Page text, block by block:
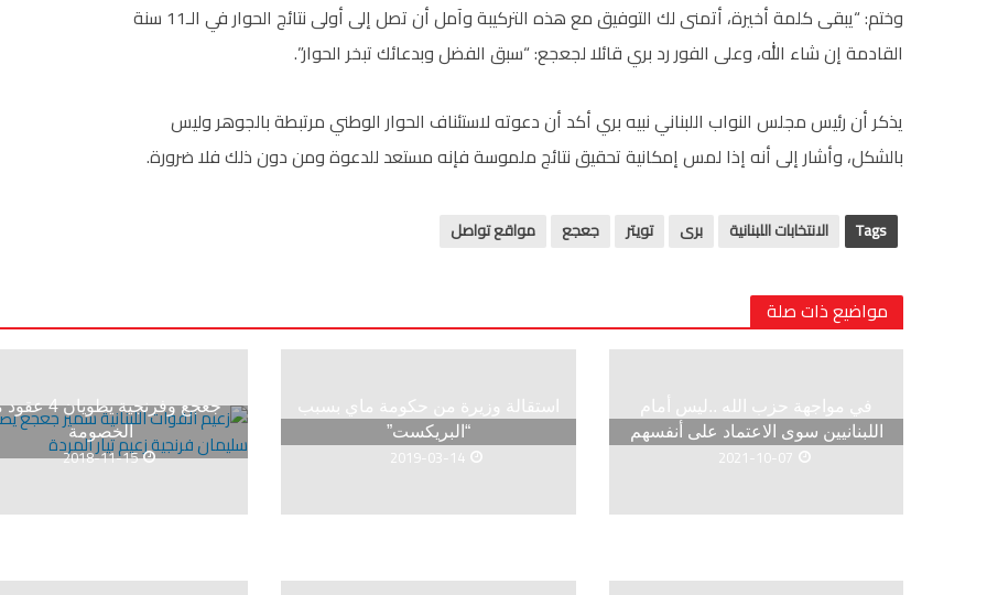
وختم: “يبقى كلمة أخيرة، أتمنى لك التوفيق مع هذه التركيبة وآمل أن تصل إلى أولى نتائج الحوار في الـ11 سنة
القادمة إن شاء الله، وعلى الفور رد بري قائلا لجعجع: “سبق الفضل وبدعائك تبخر الحوار”.
يذكر أن رئيس مجلس النواب اللبناني نبيه بري أكد أن دعوته لاستئناف الحوار الوطني مرتبطة بالجوهر وليس
بالشكل، وأشار إلى أنه إذا لمس إمكانية تحقيق نتائج ملموسة فإنه مستعد للدعوة ومن دون ذلك فلا ضرورة.
Tags الانتخابات اللبنانية برى تويتر جعجع مواقع تواصل
مواضيع ذات صلة
في مواجهة حزب الله ..ليس أمام
اللبنانيين سوى الاعتماد على أنفسهم
2021-10-07
استقالة وزيرة من حكومة ماي بسبب
“البريكست”
2019-03-14
جعجع وفرنجية
الخصومة
2018-11-15